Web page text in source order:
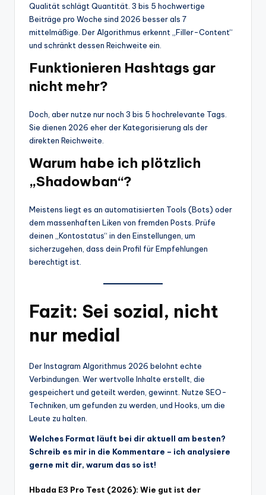
Qualität schlägt Quantität. 3 bis 5 hochwertige
Beiträge pro Woche sind 2026 besser als 7
mittelmäßige. Der Algorithmus erkennt „Filler-Content“
und schränkt dessen Reichweite ein.
Funktionieren Hashtags gar
nicht mehr?
Doch, aber nutze nur noch 3 bis 5 hochrelevante Tags.
Sie dienen 2026 eher der Kategorisierung als der
direkten Reichweite.
Warum habe ich plötzlich
„Shadowban“?
Meistens liegt es an automatisierten Tools (Bots) oder
dem massenhaften Liken von fremden Posts. Prüfe
deinen „Kontostatus“ in den Einstellungen, um
sicherzugehen, dass dein Profil für Empfehlungen
berechtigt ist.
Fazit: Sei sozial, nicht
nur medial
Der Instagram Algorithmus 2026 belohnt echte
Verbindungen. Wer wertvolle Inhalte erstellt, die
gespeichert und geteilt werden, gewinnt. Nutze SEO-
Techniken, um gefunden zu werden, und Hooks, um die
Leute zu halten.
Welches Format läuft bei dir aktuell am besten?
Schreib es mir in die Kommentare – ich analysiere
gerne mit dir, warum das so ist!
Hbada E3 Pro Test (2026): Wie gut ist der